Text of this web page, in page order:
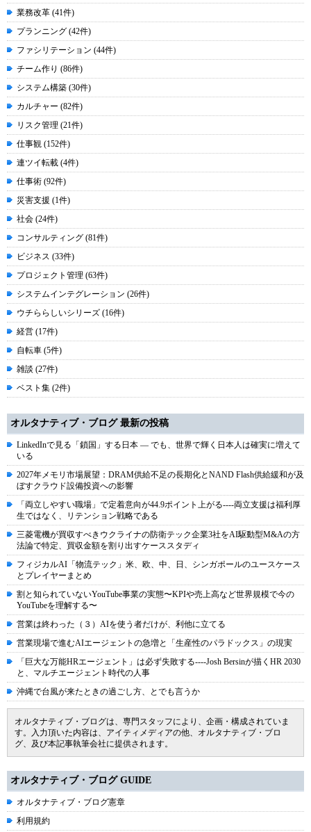
業務改革 (41件)
プランニング (42件)
ファシリテーション (44件)
チーム作り (86件)
システム構築 (30件)
カルチャー (82件)
リスク管理 (21件)
仕事観 (152件)
連ツイ転載 (4件)
仕事術 (92件)
災害支援 (1件)
社会 (24件)
コンサルティング (81件)
ビジネス (33件)
プロジェクト管理 (63件)
システムインテグレーション (26件)
ウチららしいシリーズ (16件)
経営 (17件)
自転車 (5件)
雑談 (27件)
ベスト集 (2件)
オルタナティブ・ブログ 最新の投稿
LinkedInで見る「鎖国」する日本 ― でも、世界で輝く日本人は確実に増えて
いる
2027年メモリ市場展望：DRAM供給不足の長期化とNAND Flash供給緩和が及
ぼすクラウド設備投資への影響
「両立しやすい職場」で定着意向が44.9ポイント上がる----両立支援は福利厚
生ではなく、リテンション戦略である
三菱電機が買収すべきウクライナの防衛テック企業3社をAI駆動型M&Aの方
法論で特定、買収金額を割り出すケーススタディ
フィジカルAI「物流テック」米、欧、中、日、シンガポールのユースケース
とプレイヤーまとめ
割と知られていないYouTube事業の実態〜KPIや売上高など世界規模で今の
YouTubeを理解する〜
営業は終わった（３）AIを使う者だけが、利他に立てる
営業現場で進むAIエージェントの急増と「生産性のパラドックス」の現実
「巨大な万能HRエージェント」は必ず失敗する----Josh Bersinが描くHR 2030
と、マルチエージェント時代の人事
沖縄で台風が来たときの過ごし方、とでも言うか
オルタナティブ・ブログは、専門スタッフにより、企画・構成されていま
す。入力頂いた内容は、アイティメディアの他、オルタナティブ・ブロ
グ、及び本記事執筆会社に提供されます。
オルタナティブ・ブログ GUIDE
オルタナティブ・ブログ憲章
利用規約